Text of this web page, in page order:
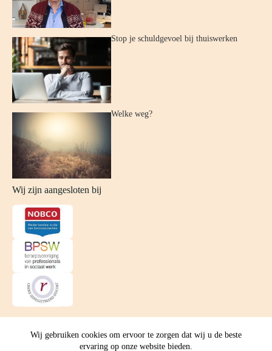
Wij gebruiken cookies om ervoor te zorgen dat wij u de beste
ervaring op onze website bieden.
Stop je schuldgevoel bij thuiswerken
Welke weg?
Wij zijn aangesloten bij
© Feelz Coaching-Algemene Voorwaarden
Privacyverklaring-Sitemap-